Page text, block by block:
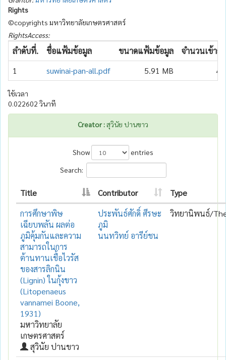
Rights
©copyrights มหาวิทยาลัยเกษตรศาสตร์
RightsAccess:
ลำดับที่. ชื่อแฟ้มข้อมูล ขนาดแฟ้มข้อมูล
จำนวนเข้าถึง
1
suwinai-pan-all.pdf 5.91 MB 43
ใช้เวลา
0.022602 วินาที
Creator :สุวินัย ปานขาว
Show
entries
Search:
Title Contributor
Type
การศึกษาพิษ
เฉียบพลัน ผลต่อ
ภูมิคุ้มกันและความ
สามารถในการ
ต้านทานเชื้อไวรัส
ของสารลิกนิน
(Lignin) ในกุ้งขาว
(Litopenaeus
vannamei Boone,
1931)
มหาวิทยาลัย
เกษตรศาสตร์
สุวินัย ปานขาว
ประพันธ์ศักดิ์ ศีรษะ
ภูมิ
นนทวิทย์ อารีย์ชน
วิทยานิพนธ์/